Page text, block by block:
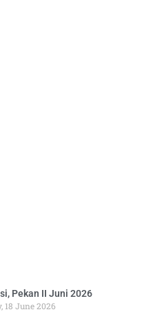
Pekan II Juni 2026
18 June 2026